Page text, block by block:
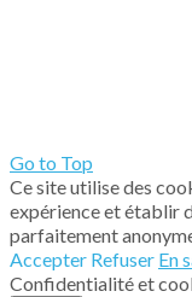
Go to Top
Ce site utilise des
expérience et établir
parfaitement
Accepter Refuser En
Confidentialité et